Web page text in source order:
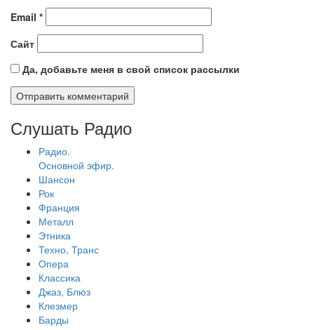
Email *
Сайт
Да, добавьте меня в свой список рассылки
Слушать Радио
Радио.
Основной эфир.
Шансон
Рок
Франция
Металл
Этника
Техно, Транс
Опера
Классика
Джаз, Блюз
Клезмер
Барды